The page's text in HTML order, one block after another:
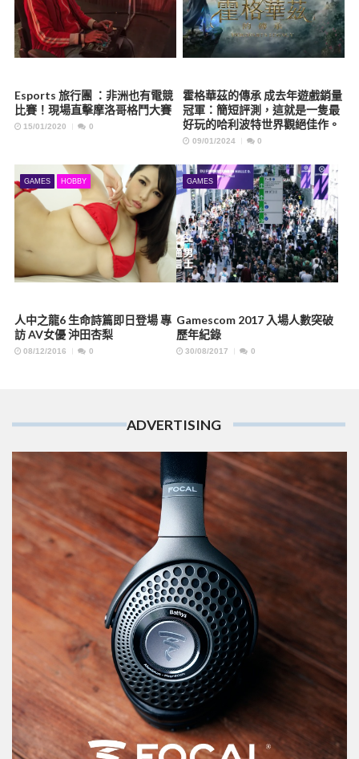
Esports 旅行團 ：非洲也有電競
比賽！現場直擊摩洛哥格鬥大賽
15/01/2020 0
霍格華茲的傳承 成去年遊戲銷量
冠軍：簡短評測，這就是一隻最
好玩的哈利波特世界觀絕佳作。
09/01/2024 0
GAMES HOBBY
人中之龍6 生命詩篇即日登場 專
訪 AV女優 沖田杏梨
08/12/2016 0
GAMES
Gamescom 2017 入場人數突破
歷年紀錄
30/08/2017 0
ADVERTISING